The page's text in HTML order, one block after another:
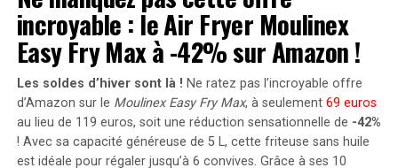
jamais été nécessaire, car le standard Chevy 302 a‌ très
bien réussi à garder‌ les Ford derrière lui dans la Trans
Am pendant⁣ de⁤ nombreuses années. En conséquence, il⁢
n’existe qu’un seul exemplaire de ce moteur.
Moteur V8 Oldsmobile W-43
supplémentaires via des panneaux solaires additionnels,
portant ainsi la puissance totale à un impressionnant
2400 watts . Pour les utilisateurs nécessitant davantage
de stockage énergétique, il est possible d’intégrer
jusqu’à cinq batteries supplémentaires de 1,6
kilowattheure chacune, augmentant la capacité totale à
9,6 kilowattheures.
incroyable : le Air Fryer Moulinex
Easy Fry Max à -42% sur Amazon !
Les soldes d’hiver sont là ! Ne ratez pas l’incroyable offre
d’Amazon sur le Moulinex Easy Fry Max, à seulement 69 euros
au lieu de 119 euros, soit une réduction sensationnelle de -42%
! Avec sa capacité généreuse de 5 L, cette friteuse sans huile
est idéale pour régaler jusqu’à 6 convives. Grâce à ses 10